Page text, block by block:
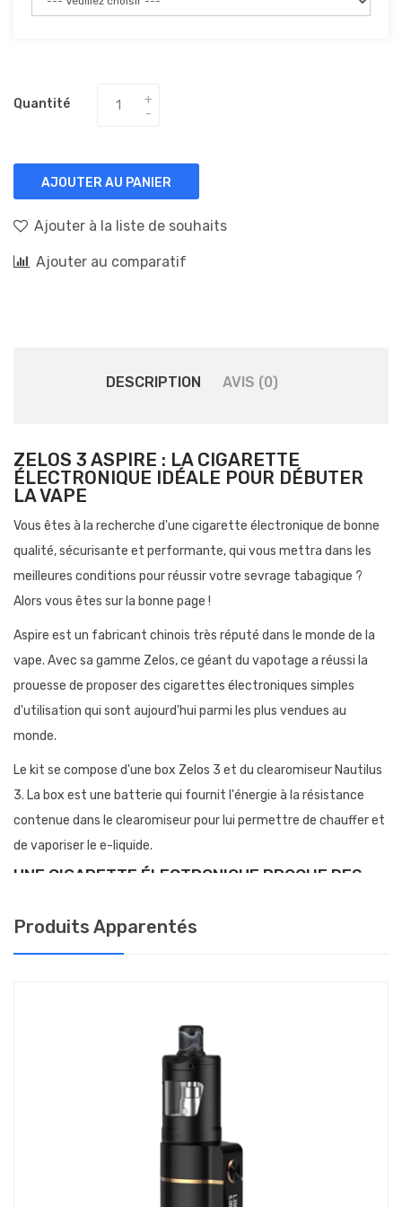
Quantité
AJOUTER AU PANIER
Ajouter à la liste de souhaits
Ajouter au comparatif
DESCRIPTION AVIS (0)
ZELOS 3 ASPIRE : LA CIGARETTE
ÉLECTRONIQUE IDÉALE POUR DÉBUTER
LA VAPE
Vous êtes à la recherche d'une cigarette électronique de bonne
qualité, sécurisante et performante, qui vous mettra dans les
meilleures conditions pour réussir votre sevrage tabagique ?
Alors vous êtes sur la bonne page !
Aspire est un fabricant chinois très réputé dans le monde de la
vape. Avec sa gamme Zelos, ce géant du vapotage a réussi la
prouesse de proposer des cigarettes électroniques simples
d'utilisation qui sont aujourd'hui parmi les plus vendues au
monde.
Le kit se compose d'une box Zelos 3 et du clearomiseur Nautilus
3. La box est une batterie qui fournit l'énergie à la résistance
contenue dans le clearomiseur pour lui permettre de chauffer et
de vaporiser le e-liquide.
UNE CIGARETTE ÉLECTRONIQUE PROCHE DES
Cette cigarette électronique est dédiée à l'inhalation indirecte
Le réservoir Nautlius 3, communément appelé clearomiseur, est
réputé pour son excellente restitution des saveurs et sa
simplicité d'utilisation. Il permet d'ajouter très facilement du e-
liquide dans le réservoir par le haut ce qui est très pratique au
quotidien. Il contient 4 millilitres d’e-liquide afin de vous offrir une
bonne autonomie et de vous éviter d'avoir à remplir le bol trop
souvent. Ce clearomiseur a déjà séduit de nombreux vapoteurs
Produits Apparentés